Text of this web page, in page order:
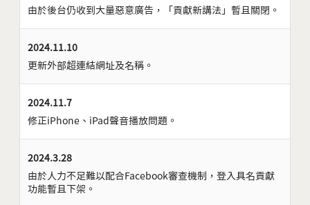
由於後台仍收到大量惡意廣告，「貢獻新講法」暫且關閉。
2024.11.10
更新外部超連結網址及名稱。
2024.11.7
修正iPhone、iPad聲音播放問題。
2024.3.28
由於人力不足難以配合Facebook審查機制，登入具名貢獻
功能暫且下架。